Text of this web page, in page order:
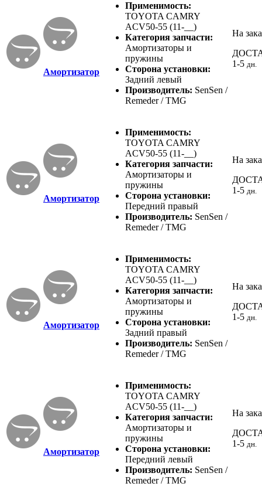
Амортизатор
Применимость:
TOYOTA CAMRY
ACV50-55 (11-__)
Категория запчасти:
Амортизаторы и
пружины
Сторона установки:
Задний левый
Производитель: SenSen /
Remeder / TMG
На
1-5 дн.
Амортизатор
Применимость:
TOYOTA CAMRY
ACV50-55 (11-__)
Категория запчасти:
Амортизаторы и
пружины
Сторона установки:
Передний правый
Производитель: SenSen /
Remeder / TMG
На
1-5 дн.
Амортизатор
Применимость:
TOYOTA CAMRY
ACV50-55 (11-__)
Категория запчасти:
Амортизаторы и
пружины
Сторона установки:
Задний правый
Производитель: SenSen /
Remeder / TMG
На
1-5 дн.
Амортизатор
Применимость:
TOYOTA CAMRY
ACV50-55 (11-__)
Категория запчасти:
Амортизаторы и
пружины
Сторона установки:
Передний левый
Производитель: SenSen /
Remeder / TMG
На
1-5 дн.